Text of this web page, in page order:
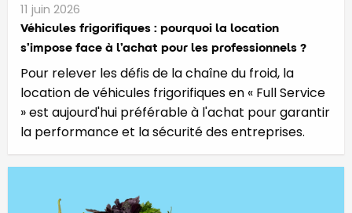
11 juin 2026
​​​​​Véhicules frigorifiques : pourquoi la location
s’impose face à l’achat pour les professionnels ?
Pour relever les défis de la chaîne du froid, la
location de véhicules frigorifiques en « Full Service
» est aujourd'hui préférable à l'achat pour garantir
la performance et la sécurité des entreprises.